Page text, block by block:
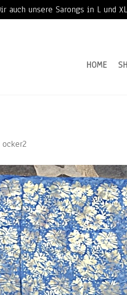
auch unsere Sarongs in L und
HOME